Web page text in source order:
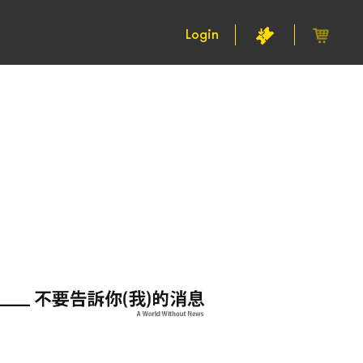
Login